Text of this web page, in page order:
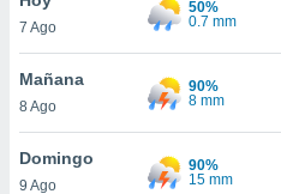
y
en
más
7 Ago
50%
0.7 mm
Mañana
8 Ago
90%
8 mm
Domingo
9 Ago
90%
15 mm